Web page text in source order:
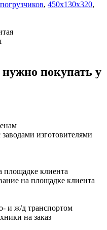
, 450х130х320,
покупать у
изготовителями
площадке клиента
на площадке клиента
и ж/д транспортом
на заказ